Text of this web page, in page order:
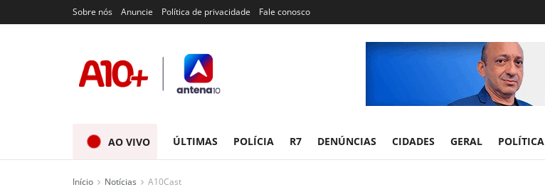
Sobre nós Anuncie Política de privacidade Fale conosco
AO VIVO ÚLTIMAS POLÍCIA R7 DENÚNCIAS CIDADES GERAL POLÍTICA
Início Notícias A10Cast